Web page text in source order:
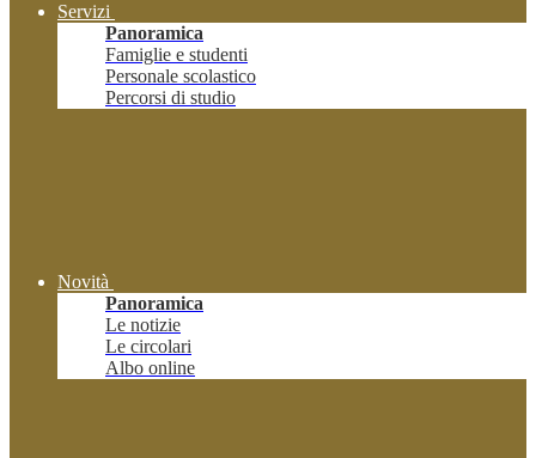
Servizi
Panoramica
Famiglie e studenti
Personale scolastico
Percorsi di studio
Novità
Panoramica
Le notizie
Le circolari
Albo online